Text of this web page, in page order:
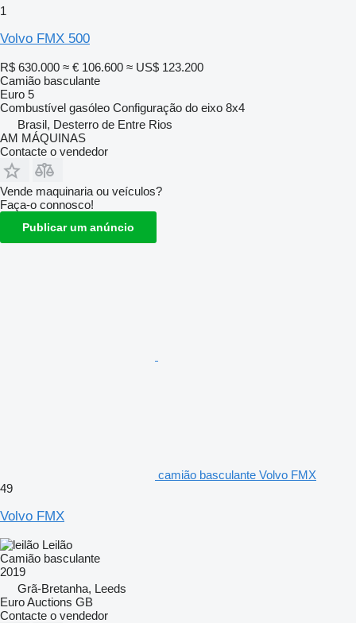
1
Volvo FMX 500
R$ 630.000 ≈ € 106.600 ≈ US$ 123.200
Camião basculante
Euro 5
Combustível gasóleo Configuração do eixo 8x4
Brasil, Desterro de Entre Rios
AM MÁQUINAS
Contacte o vendedor
Vende maquinaria ou veículos?
Faça-o connosco!
Publicar um anúncio
camião basculante Volvo FMX
49
Volvo FMX
Leilão
Camião basculante
2019
Grã-Bretanha, Leeds
Euro Auctions GB
Contacte o vendedor